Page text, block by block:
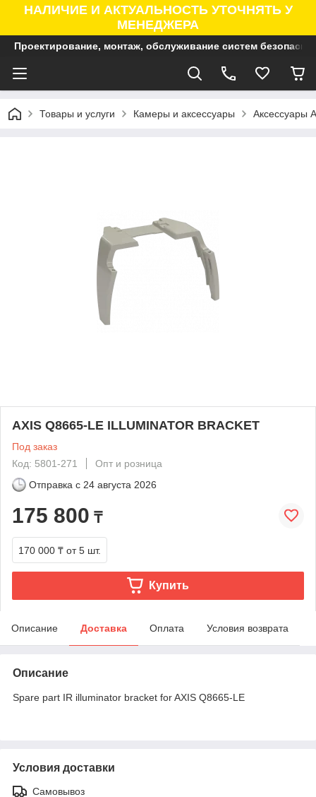
НАЛИЧИЕ И АКТУАЛЬНОСТЬ УТОЧНЯТЬ У
МЕНЕДЖЕРА
Проектирование, монтаж, обслуживание систем
Товары и услуги Камеры и аксессуары Аксессуары
AXIS Q8665-LE ILLUMINATOR BRACKET
Под заказ
Код: 5801-271
Опт и розница
Отправка с 24 августа 2026
175 800 ₸
170 000 ₸ от 5 шт.
Купить
Описание Доставка Оплата Условия возврата
Описание
Spare part IR illuminator bracket for AXIS Q8665-LE
Условия доставки
Самовывоз